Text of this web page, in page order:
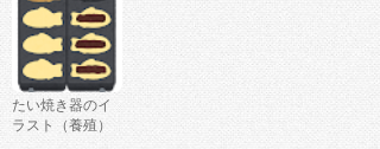
たい焼き器のイ
ラスト（養殖）